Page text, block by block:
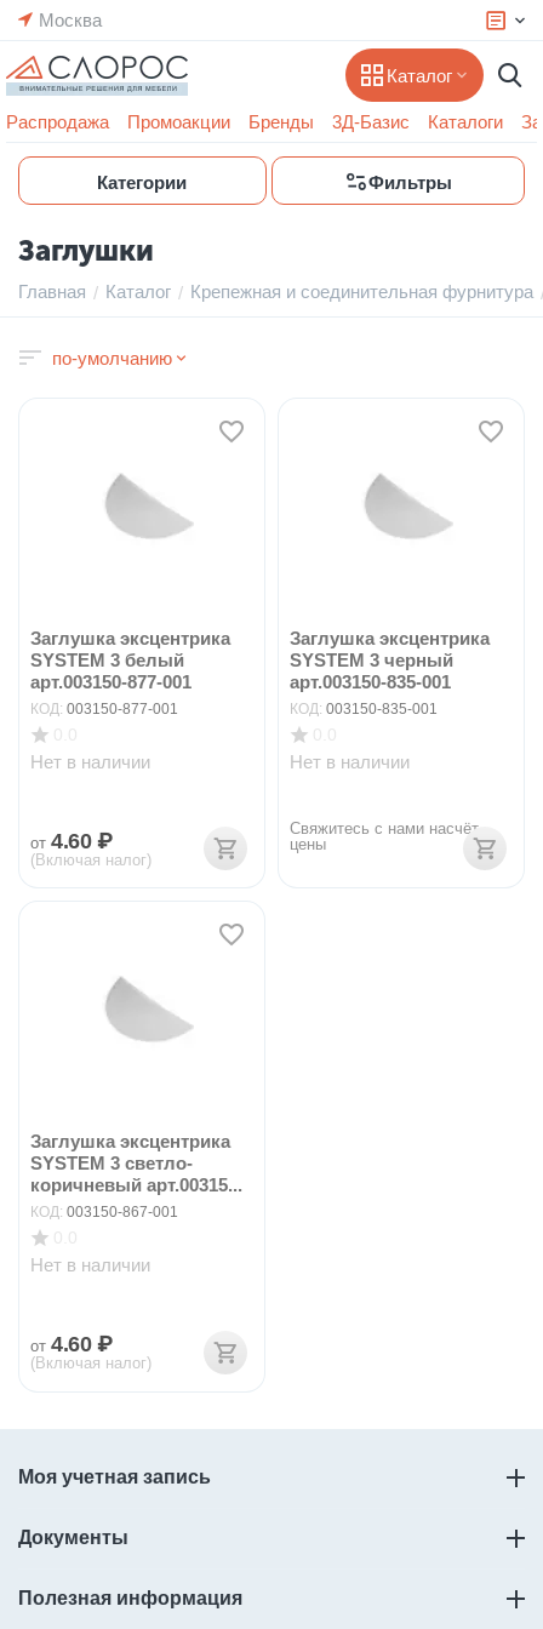
Москва
Каталог
Распродажа Промоакции Бренды 3Д-Базис Каталоги
Категории Фильтры
Заглушки
Главная / Каталог / Крепежная и соединительная фурнитура
по-умолчанию
Заглушка эксцентрика
SYSTEM 3 белый
арт.003150-877-001
КОД: 003150-877-001
Нет в наличии
от 4.60 ₽
(Включая налог)
Заглушка эксцентрика
SYSTEM 3 черный
арт.003150-835-001
КОД: 003150-835-001
Нет в наличии
Свяжитесь с нами насчёт
цены
Заглушка эксцентрика
SYSTEM 3 светло-
коричневый арт.00315...
КОД: 003150-867-001
Нет в наличии
от 4.60 ₽
(Включая налог)
Моя учетная запись
Документы
Полезная информация